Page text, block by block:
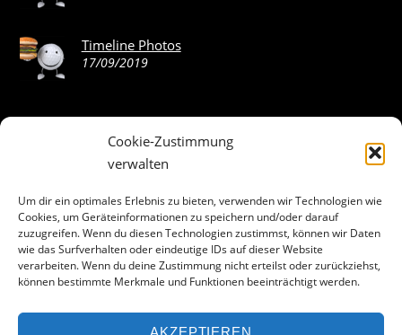
Cookie-Zustimmung
verwalten
Um dir ein optimales Erlebnis zu bieten, verwenden wir Technologien wie
Cookies, um Geräteinformationen zu speichern und/oder darauf
zuzugreifen. Wenn du diesen Technologien zustimmst, können wir Daten
wie das Surfverhalten oder eindeutige IDs auf dieser Website
verarbeiten. Wenn du deine Zustimmung nicht erteilst oder zurückziehst,
können bestimmte Merkmale und Funktionen beeinträchtigt werden.
Timeline Photos
17/09/2019
ABOUT THE LANDING THEME…
The Landing theme is a one-page design WordPress theme
that’s focused on getting your audience to follow-through
with your call-to-action. Built to work seamlessly with our
drag & drop Builder plugin, it gives you the ability to
customize the look and feel of your content.